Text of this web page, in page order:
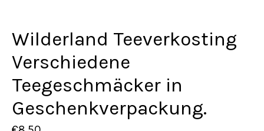
Wilderland Teeverkosting
Verschiedene
Teegeschmäcker in
Geschenkverpackung.